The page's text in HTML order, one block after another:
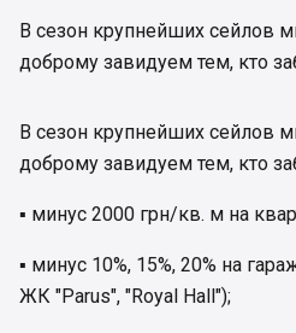
В сезон крупнейших сейлов
доброму завидуем тем, кто
В сезон крупнейших сейлов
доброму завидуем тем, кто
▪️ минус 2000 грн/кв. м на
▪️ минус 10%, 15%, 20% на
ЖК "Parus", "Royal Hall");